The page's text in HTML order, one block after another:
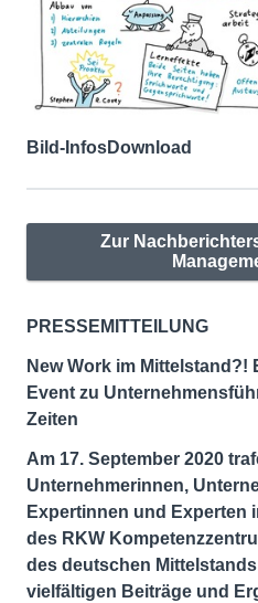
Bild-InfosDownload
Zur
PRESSEMITTEILUNG
New Work im Mittelstand?!
Event zu
Zeiten
Am 17. September 2020
Unternehmerinnen,
Expertinnen und Experten
des RKW
des deutschen
vielfältigen Beiträge und